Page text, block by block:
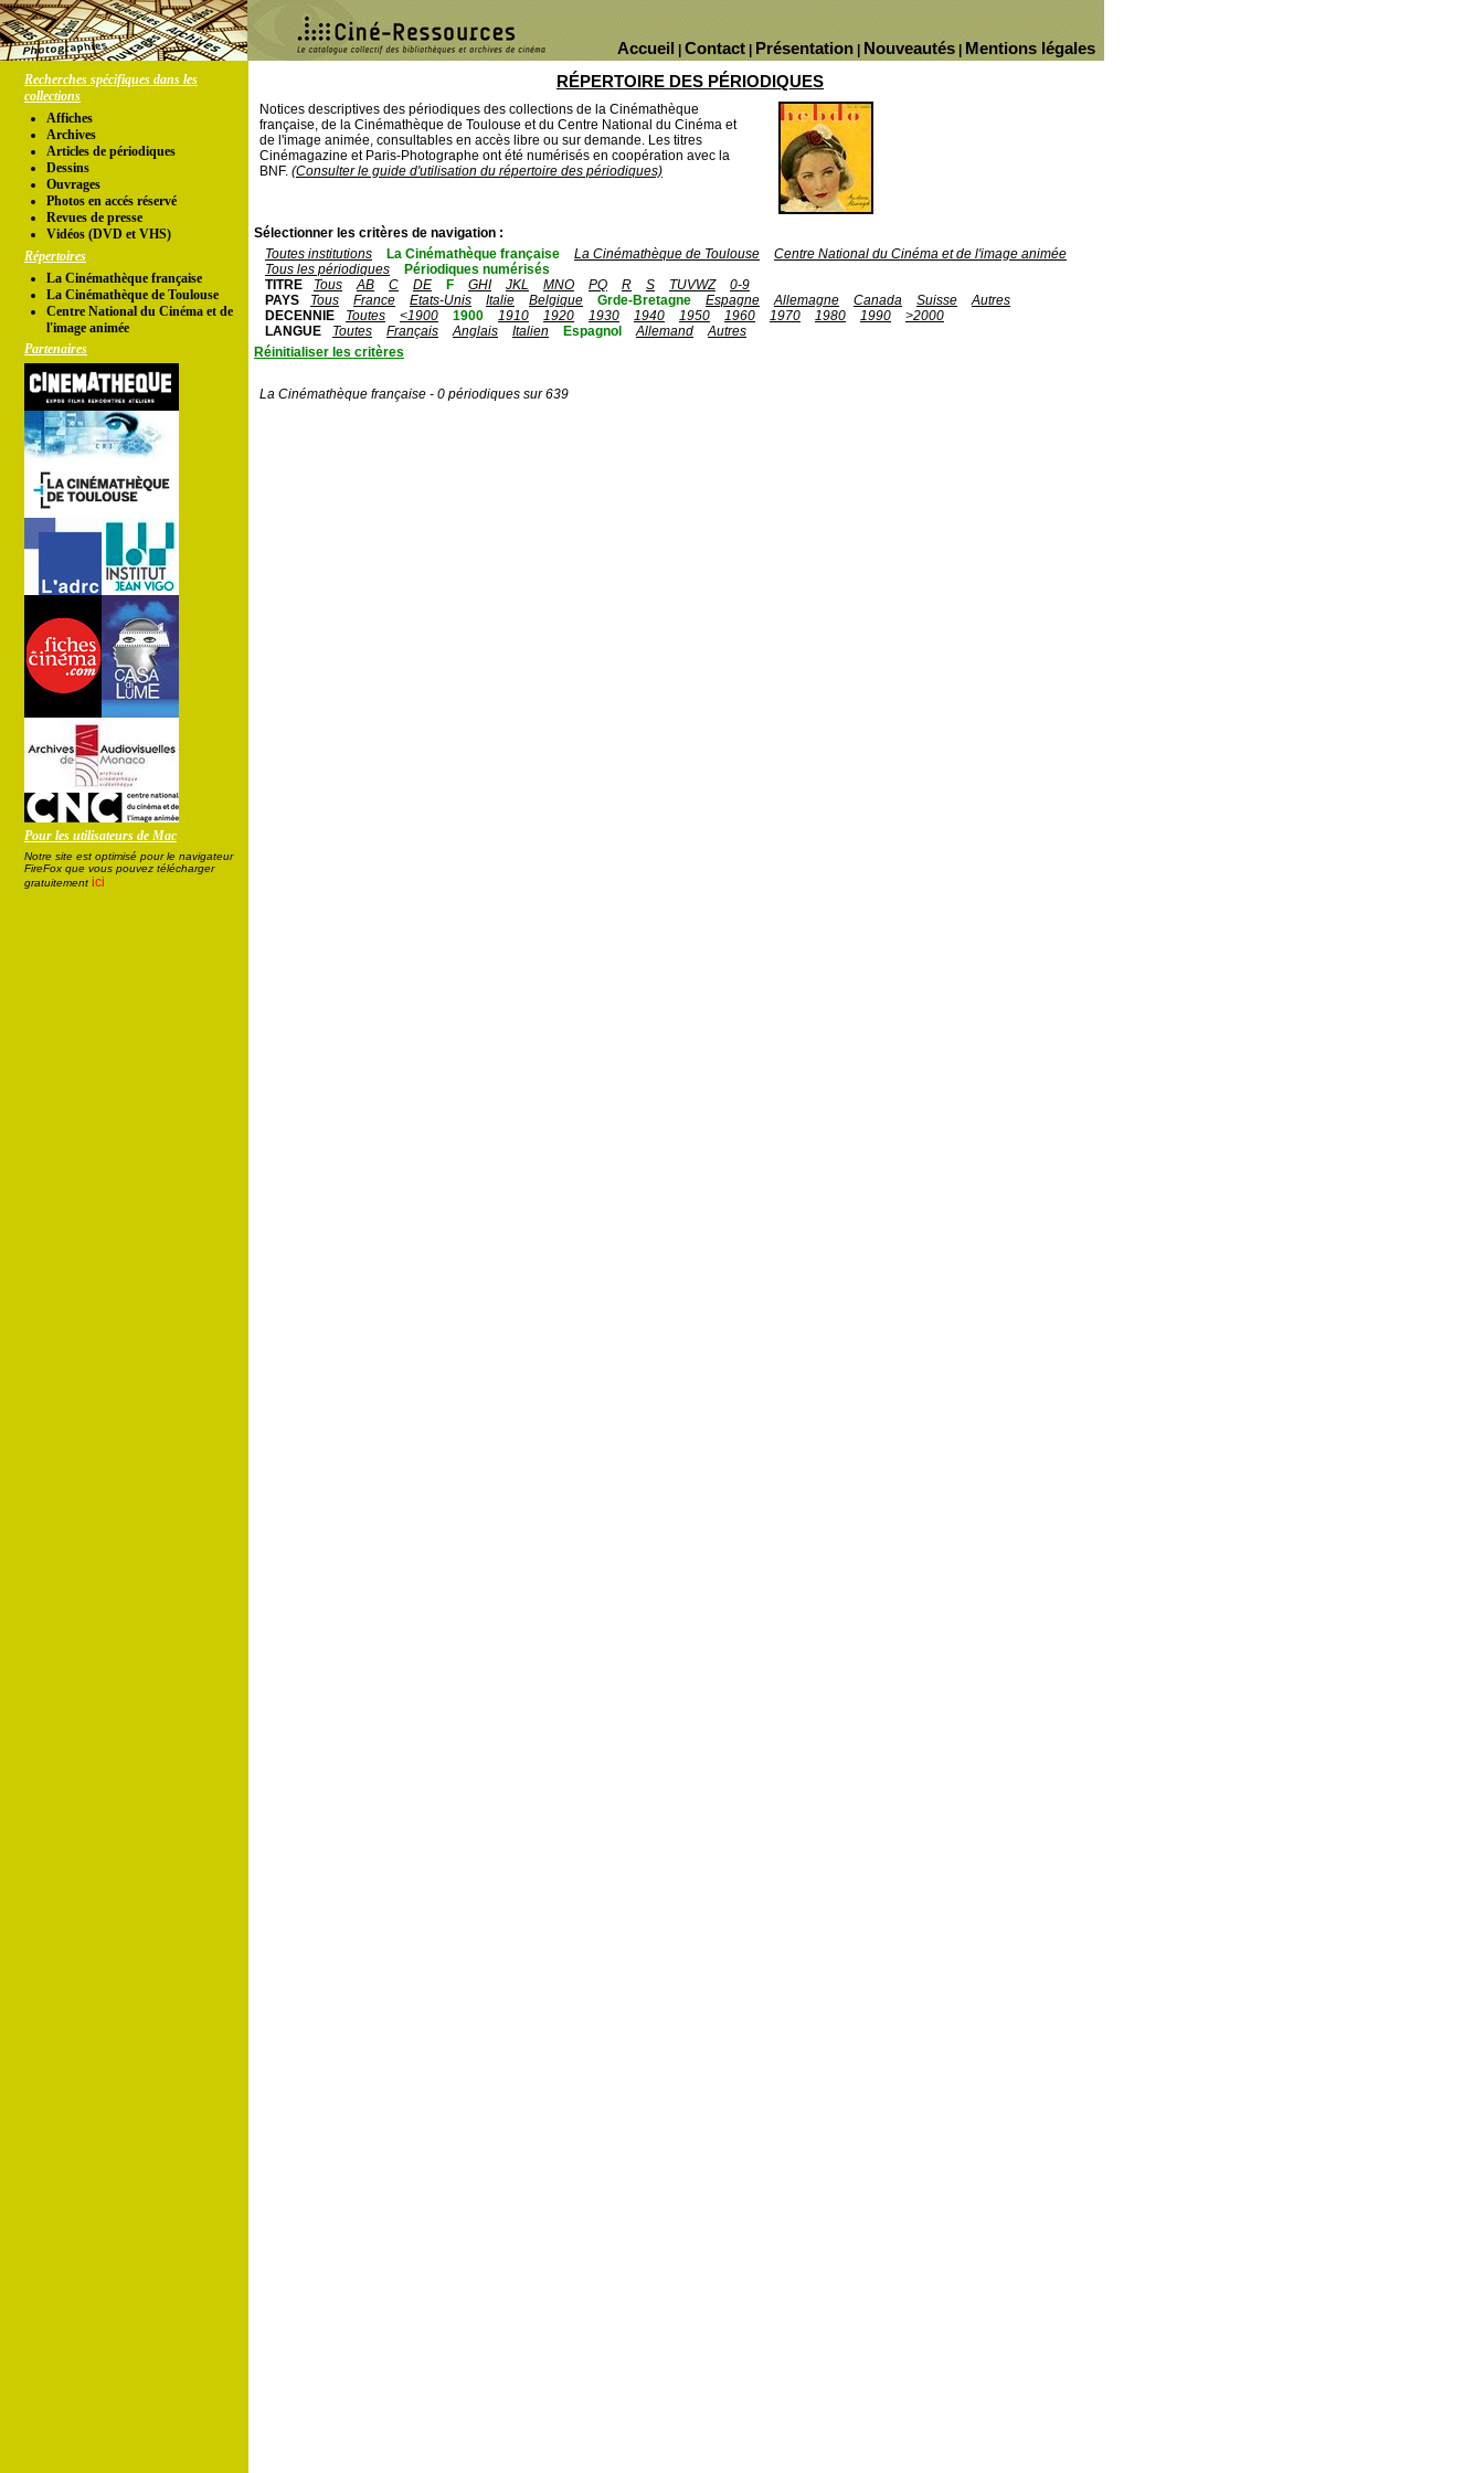
Mentions légales
Nouveautés
Présentation
Contact
Accueil
Recherches spécifiques dans les
collections
Affiches
Archives
Articles de périodiques
Dessins
Ouvrages
Photos en accés réservé
Revues de presse
Vidéos (DVD et VHS)
Répertoires
La Cinémathèque française
La Cinémathèque de Toulouse
Centre National du Cinéma et de
l'image animée
Partenaires
Pour les utilisateurs de Mac
Notre site est optimisé pour le navigateur
FireFox que vous pouvez télécharger
gratuitement ici
RÉPERTOIRE DES PÉRIODIQUES
Notices descriptives des périodiques des collections de la Cinémathèque
française, de la Cinémathèque de Toulouse et du Centre National du Cinéma et
de l'image animée, consultables en accès libre ou sur demande. Les titres
Cinémagazine et Paris-Photographe ont été numérisés en coopération avec la
BNF. (Consulter le guide d'utilisation du répertoire des périodiques)
Sélectionner les critères de navigation :
Toutes institutions
La Cinémathèque française La Cinémathèque de Toulouse
Centre National du Cinéma et de l'image animée
Tous les périodiques
Périodiques numérisés
TITRE
Tous AB C DE F GHI JKL MNO PQ R S TUVWZ
0-9
PAYS
Tous France Etats-Unis Italie Belgique Grde-Bretagne Espagne Allemagne Canada Suisse
Autres
DECENNIE
Toutes <1900 1900 1910 1920 1930 1940 1950 1960 1970 1980 1990
>2000
LANGUE
Toutes Français Anglais Italien Espagnol Allemand
Autres
Réinitialiser les critères
La Cinémathèque française - 0 périodiques sur 639